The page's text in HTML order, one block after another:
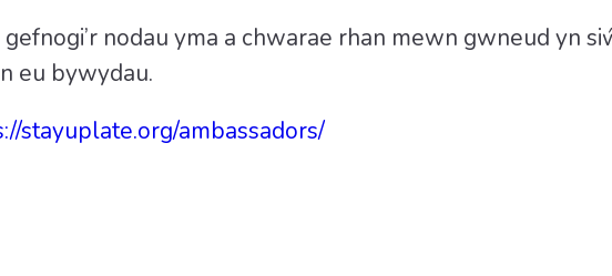
nodau yma a chwarae rhan mewn gwneud yn
eu bywydau.
stayuplate.org/ambassadors/